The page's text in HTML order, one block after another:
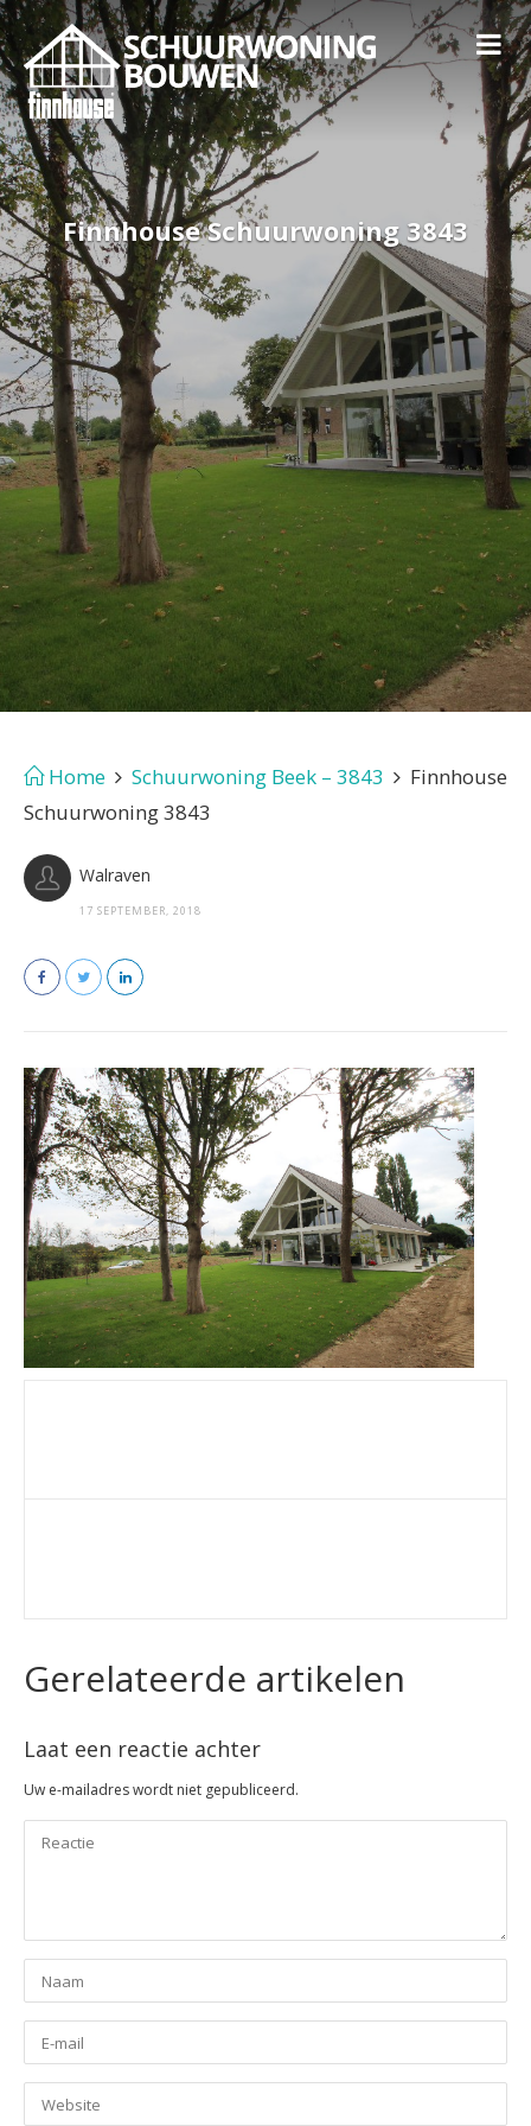
Finnhouse Schuurwoning 3843
Home Schuurwoning Beek – 3843
Finnhouse
Schuurwoning 3843
Walraven
17 SEPTEMBER, 2018
Gerelateerde artikelen
Laat een reactie achter
Uw e-mailadres wordt niet gepubliceerd.